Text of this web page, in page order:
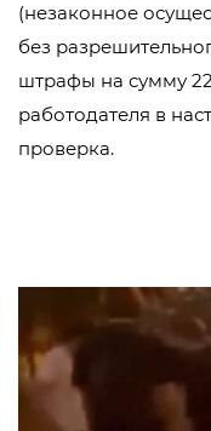
(незаконное
без
штрафы на сумму
работодателя в
проверка.